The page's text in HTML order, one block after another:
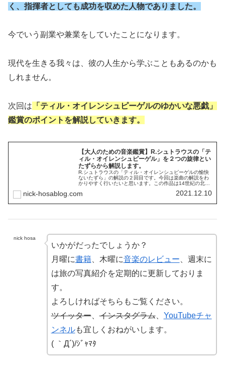
く、指揮者としても成功を収めた人物でありました。
今でいう副業や兼業をしていたことになります。
現代を生きる我々は、彼の人生から学ぶこともあるのかも
しれません。
次回は 「ティル・オイレンシュピーゲルのゆかいな悪戯」
鑑賞のポイントを解説していきます。
【大人のための音楽鑑賞】R.シュトラウスの「テ
ィル・オイレンシュピーゲル」を２つの旋律とい
たずらから解説します。
R.シュトラウスの「ティル・オイレンシュピーゲルの愉快
ないたずら」の解説の２回目です。今回は楽曲の解説をわ
かりやすく行いたいと思います。この作品は14世紀の北ド
をオーケストラ化した作品となっています。「ティル」鑑
nick-hosablog.com 2021.12.10
nick hosa
いかがだったでしょうか？
月曜に書籍、木曜に音楽のレビュー、週末に
は旅の写真紹介を定期的に更新しておりま
す。
よろしければそちらもご覧ください。
ツイッター、インスタグラム、 YouTubeチャ
ンネルも宜しくおねがいします。
( ｀Д´)/ｼﾞｬﾏﾀ